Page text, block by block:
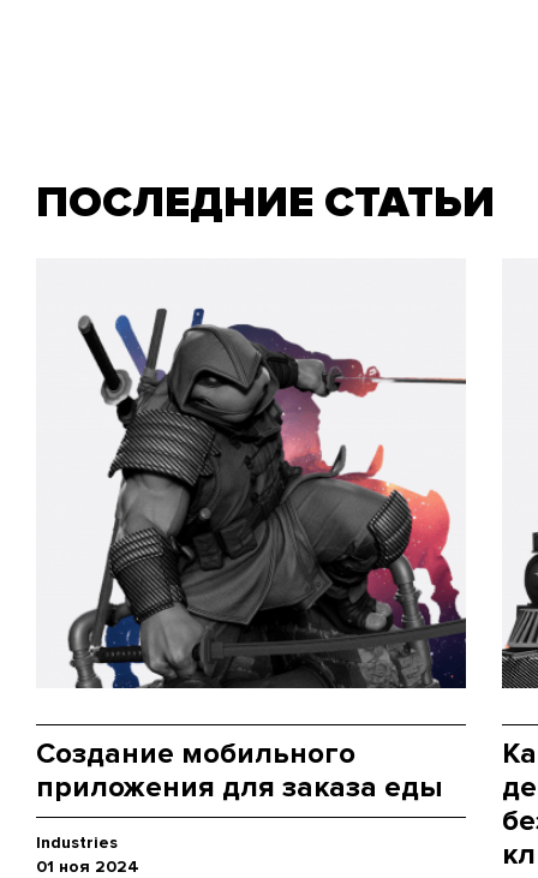
ПОСЛЕДНИЕ СТАТЬИ
Создание мобильного
приложения для заказа еды
Industries
01 ноя 2024